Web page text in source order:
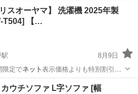
キッチン家電 商品
スオーヤマ】 洗濯機 2025年製
T504] 【…
8月9日
間限定でネット表示価格よりも特別割引を
生活家電 商品
ウチソファ Ꮮ字ソファ [幅